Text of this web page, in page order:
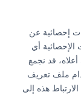
إحصائية عن
الإحصائية أي
قد نجمع
ملف تعريف
هذه إلى